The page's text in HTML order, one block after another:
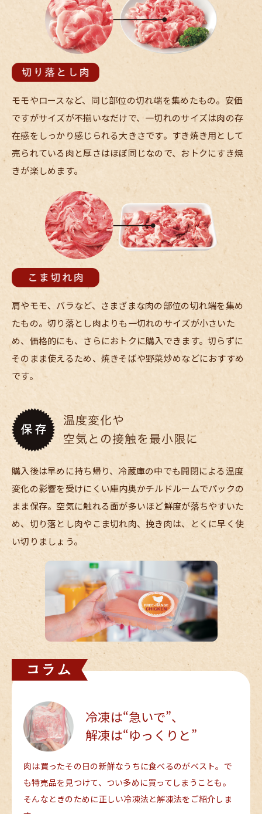
モモやロースなど、同じ部位の切れ端を集めたもの。安価
ですがサイズが不揃いなだけで、一切れのサイズは肉の存
在感をしっかり感じられる大きさです。すき焼き用として
売られている肉と厚さはほぼ同じなので、おトクにすき焼
きが楽しめます。
肩やモモ、バラなど、さまざまな肉の部位の切れ端を集め
たもの。切り落とし肉よりも一切れのサイズが小さいた
め、価格的にも、さらにおトクに購入できます。切らずに
そのまま使えるため、焼きそばや野菜炒めなどにおすすめ
です。
購入後は早めに持ち帰り、冷蔵庫の中でも開閉による温度
変化の影響を受けにくい庫内奥かチルドルームでパックの
まま保存。空気に触れる面が多いほど鮮度が落ちやすいた
め、切り落とし肉やこま切れ肉、挽き肉は、とくに早く使
い切りましょう。
冷凍は“急いで”、
解凍は“ゆっくりと”
肉は買ったその日の新鮮なうちに食べるのがベスト。で
も特売品を見つけて、つい多めに買ってしまうことも。
そんなときのために正しい冷凍法と解凍法をご紹介しま